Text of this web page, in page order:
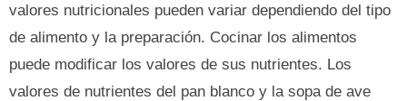
valores nutricionales pueden variar dependiendo del tipo
de alimento y la preparación. Cocinar los alimentos
puede modificar los valores de sus nutrientes. Los
valores de nutrientes del pan blanco y la sopa de ave